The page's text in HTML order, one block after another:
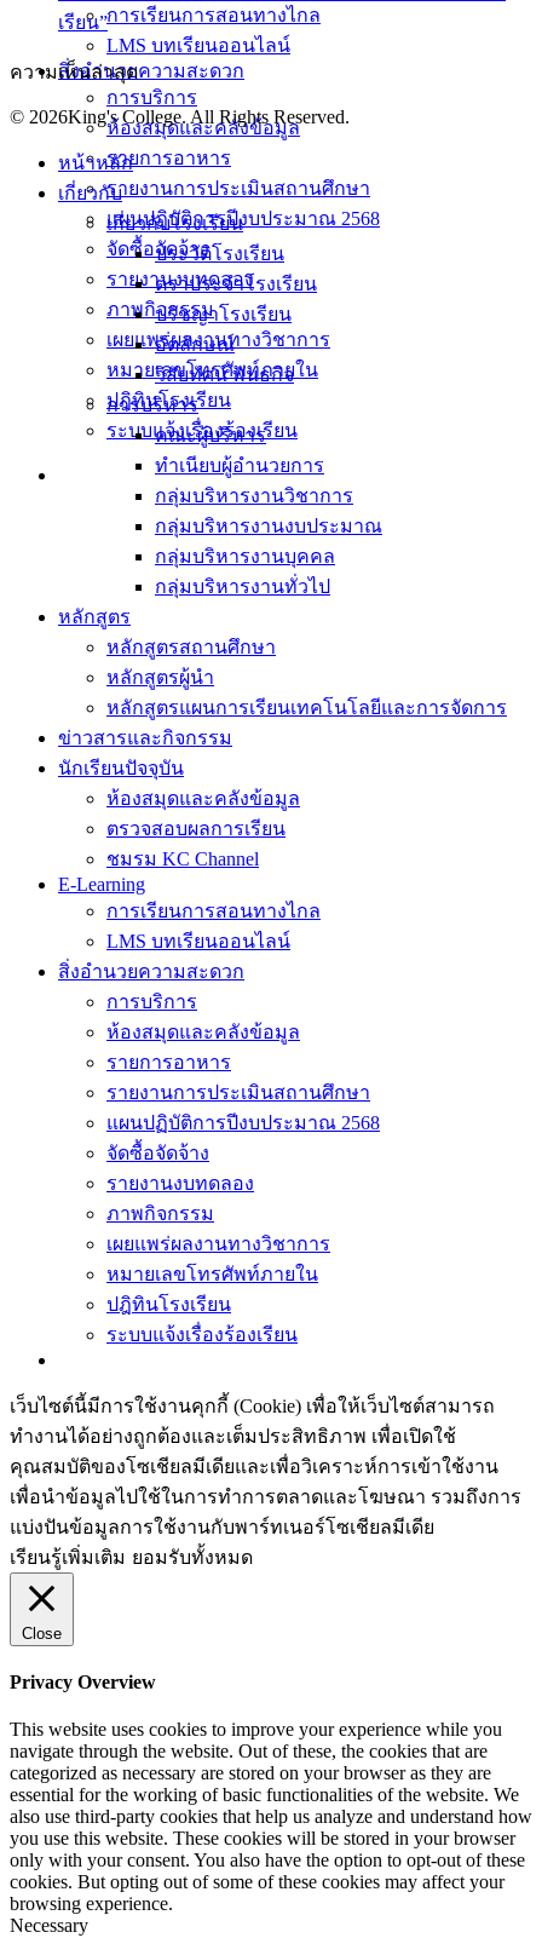
การเรียนการสอนทางไกล
LMS บทเรียนออนไลน์
สิ่งอำนวยความสะดวก
การบริการ
ห้องสมุดและคลังข้อมูล
รายการอาหาร
รายงานการประเมินสถานศึกษา
แผนปฏิบัติการปีงบประมาณ 2568
จัดซื้อจัดจ้าง
รายงานงบทดลอง
ภาพกิจกรรม
เผยแพร่ผลงานทางวิชาการ
หมายเลขโทรศัพท์ภายใน
ปฎิทินโรงเรียน
ระบบแจ้งเรื่องร้องเรียน
เรียน”
ความเห็นล่าสุด
© 2026King's College. All Rights Reserved.
หน้าหลัก
เกี่ยวกับ
เกี่ยวกับโรงเรียน
ประวัติโรงเรียน
ตราประจำโรงเรียน
ปรัชญาโรงเรียน
อัตลักษณ์
วิสัยทัศน์ พันธกิจ
การบริหาร
คณะผู้บริหาร
ทำเนียบผู้อำนวยการ
กลุ่มบริหารงานวิชาการ
กลุ่มบริหารงานงบประมาณ
กลุ่มบริหารงานบุคคล
กลุ่มบริหารงานทั่วไป
หลักสูตร
หลักสูตรสถานศึกษา
หลักสูตรผู้นำ
หลักสูตรแผนการเรียนเทคโนโลยีและการจัดการ
ข่าวสารและกิจกรรม
นักเรียนปัจจุบัน
ห้องสมุดและคลังข้อมูล
ตรวจสอบผลการเรียน
ชมรม KC Channel
E-Learning
การเรียนการสอนทางไกล
LMS บทเรียนออนไลน์
สิ่งอำนวยความสะดวก
การบริการ
ห้องสมุดและคลังข้อมูล
รายการอาหาร
รายงานการประเมินสถานศึกษา
แผนปฏิบัติการปีงบประมาณ 2568
จัดซื้อจัดจ้าง
รายงานงบทดลอง
ภาพกิจกรรม
เผยแพร่ผลงานทางวิชาการ
หมายเลขโทรศัพท์ภายใน
ปฎิทินโรงเรียน
ระบบแจ้งเรื่องร้องเรียน
เว็บไซต์นี้มีการใช้งานคุกกี้ (Cookie) เพื่อให้เว็บไซต์สามารถ
ทำงานได้อย่างถูกต้องและเต็มประสิทธิภาพ​ เพื่อเปิดใช้
คุณสมบัติของโซเชียล​มีเดียและเพื่อวิเคราะห์การเข้าใช้งาน
เพื่อนำข้อมูลไปใช้ในการทำการตลาดและโฆษณา​ รวมถึงการ
แบ่งปันข้อมูลการใช้งานกับพาร์ทเนอร์​โซเชียล​มีเดีย
เรียนรู้เพิ่มเติม ยอมรับทั้งหมด
Close
Privacy Overview
This website uses cookies to improve your experience while you
navigate through the website. Out of these, the cookies that are
categorized as necessary are stored on your browser as they are
essential for the working of basic functionalities of the website. We
also use third-party cookies that help us analyze and understand how
you use this website. These cookies will be stored in your browser
only with your consent. You also have the option to opt-out of these
cookies. But opting out of some of these cookies may affect your
browsing experience.
Necessary